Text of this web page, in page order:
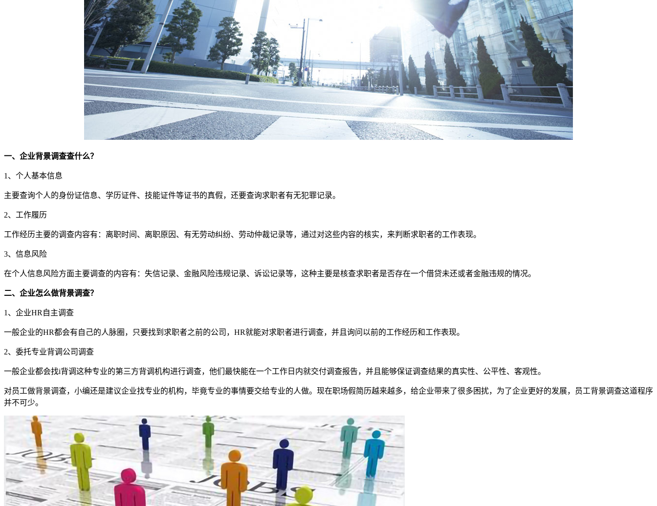
一、企业背景调查查什么？
1、个人基本信息
主要查询个人的身份证信息、学历证件、技能证件等证书的真假，还要查询求职者有无犯罪记录。
2、工作履历
工作经历主要的调查内容有：离职时间、离职原因、有无劳动纠纷、劳动仲裁记录等，通过对这些内容的核实，来判断求职者的工作表现。
3、信息风险
在个人信息风险方面主要调查的内容有：失信记录、金融风险违规记录、诉讼记录等，这种主要是核查求职者是否存在一个借贷未还或者金融违规的情况。
二、企业怎么做背景调查？
1、企业HR自主调查
一般企业的HR都会有自己的人脉圈，只要找到求职者之前的公司，HR就能对求职者进行调查，并且询问以前的工作经历和工作表现。
2、委托专业背调公司调查
一般企业都会找i背调这种专业的第三方背调机构进行调查，他们最快能在一个工作日内就交付调查报告，并且能够保证调查结果的真实性、公平性、客观性。
对员工做背景调查，小编还是建议企业找专业的机构，毕竟专业的事情要交给专业的人做。现在职场假简历越来越多，给企业带来了很多困扰，为了企业更好的发展，员工背景调查这道程序
并不可少。